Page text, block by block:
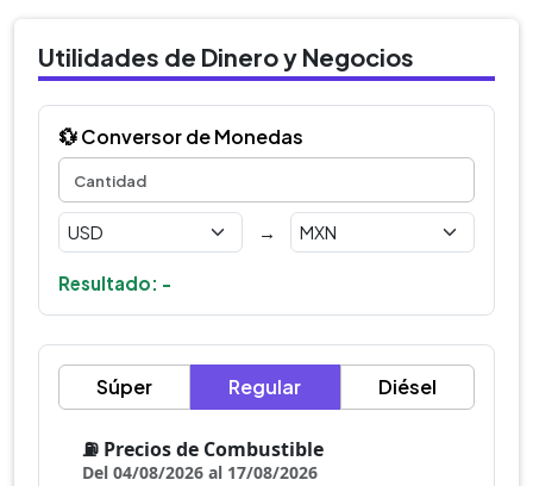
Utilidades de Dinero y Negocios
💱 Conversor de Monedas
→
Resultado: -
Súper Regular Diésel